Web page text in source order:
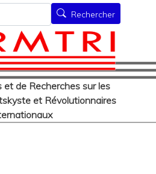
au
contenu
principal
compte de
et de Recherches sur les
et Révolutionnaires
Rechercher